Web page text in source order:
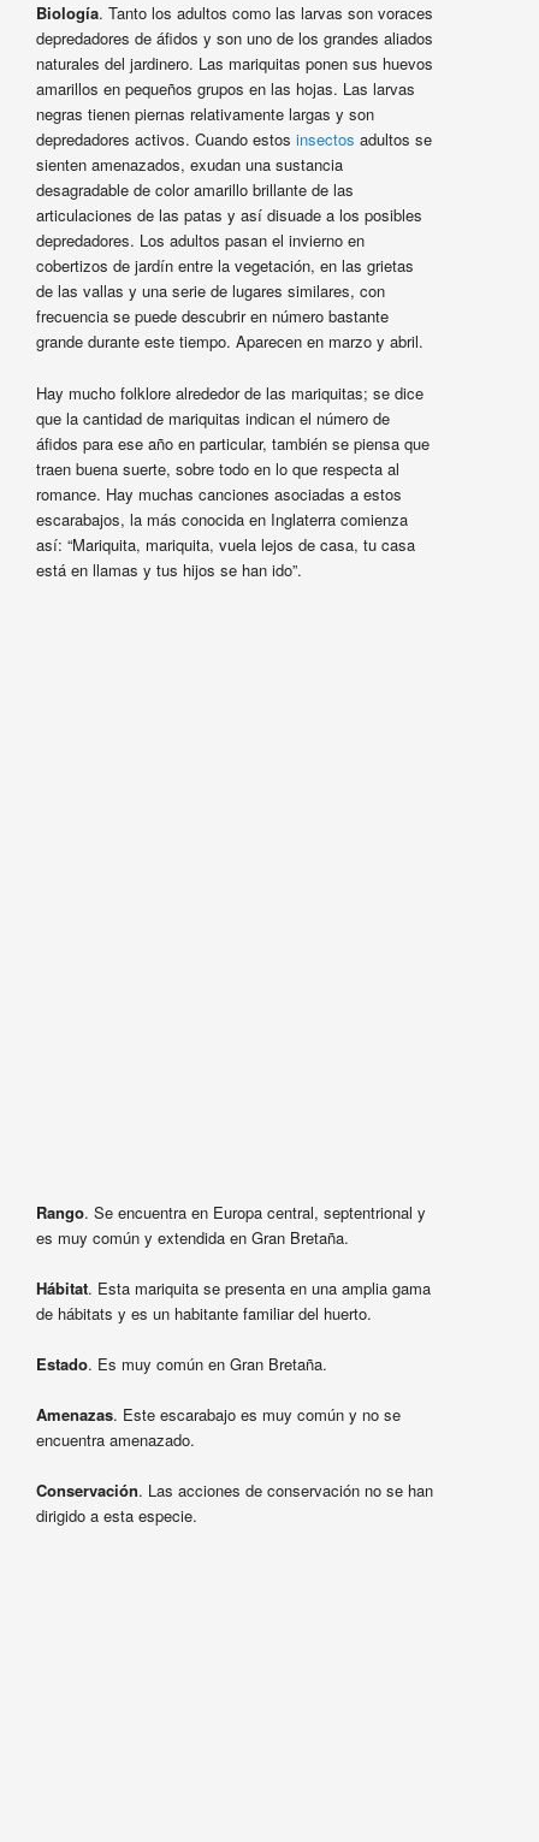
Biología. Tanto los adultos como las larvas son voraces
depredadores de áfidos y son uno de los grandes aliados
naturales del jardinero. Las mariquitas ponen sus huevos
amarillos en pequeños grupos en las hojas. Las larvas
negras tienen piernas relativamente largas y son
depredadores activos. Cuando estos insectos adultos se
sienten amenazados, exudan una sustancia
desagradable de color amarillo brillante de las
articulaciones de las patas y así disuade a los posibles
depredadores. Los adultos pasan el invierno en
cobertizos de jardín entre la vegetación, en las grietas
de las vallas y una serie de lugares similares, con
frecuencia se puede descubrir en número bastante
grande durante este tiempo. Aparecen en marzo y abril.
Hay mucho folklore alrededor de las mariquitas; se dice
que la cantidad de mariquitas indican el número de
áfidos para ese año en particular, también se piensa que
traen buena suerte, sobre todo en lo que respecta al
romance. Hay muchas canciones asociadas a estos
escarabajos, la más conocida en Inglaterra comienza
así: “Mariquita, mariquita, vuela lejos de casa, tu casa
está en llamas y tus hijos se han ido”.
Rango. Se encuentra en Europa central, septentrional y
es muy común y extendida en Gran Bretaña.
Hábitat. Esta mariquita se presenta en una amplia gama
de hábitats y es un habitante familiar del huerto.
Estado. Es muy común en Gran Bretaña.
Amenazas. Este escarabajo es muy común y no se
encuentra amenazado.
Conservación. Las acciones de conservación no se han
dirigido a esta especie.